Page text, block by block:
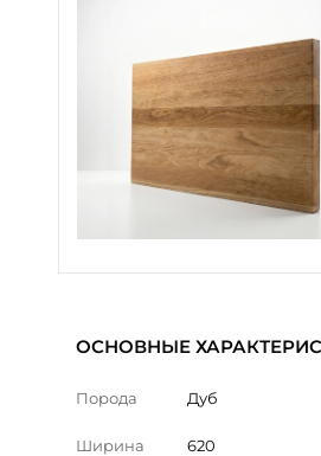
ОСНОВНЫЕ
Порода Дуб
Ширина 620